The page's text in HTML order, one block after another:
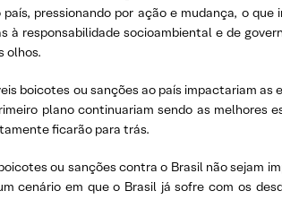
pressionando por ação e mudança, o
responsabilidade socioambiental e de
olhos.
boicotes ou sanções ao país impactariam
plano continuariam sendo as melhores
ficarão para trás.
ou sanções contra o Brasil não sejam
cenário em que o Brasil já sofre com os